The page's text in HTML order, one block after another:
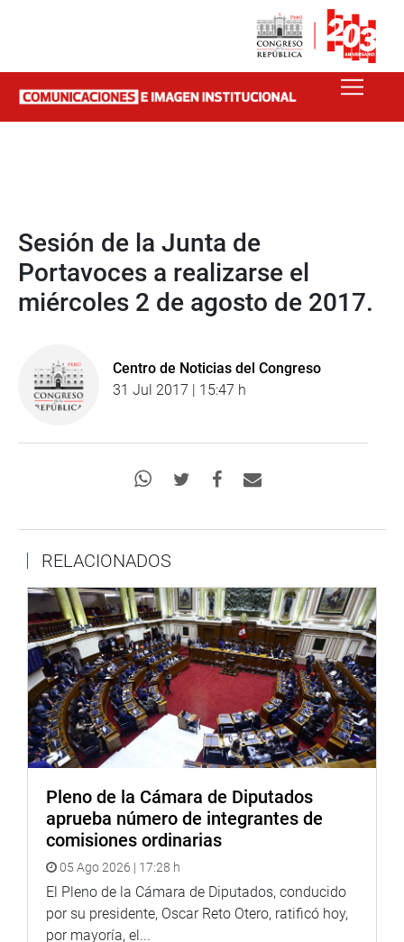
Sesión de la Junta de
Portavoces a realizarse el
miércoles 2 de agosto de 2017.
Centro de Noticias del Congreso
31 Jul 2017 | 15:47 h
RELACIONADOS
Pleno de la Cámara de Diputados
aprueba número de integrantes de
comisiones ordinarias
05 Ago 2026 | 17:28 h
El Pleno de la Cámara de Diputados, conducido
por su presidente, Oscar Reto Otero, ratificó hoy,
por mayoría, el...